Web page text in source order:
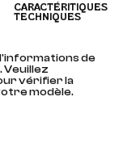
CARACTÉRITIQUES
TECHNIQUES
de
vérifier la
modèle.